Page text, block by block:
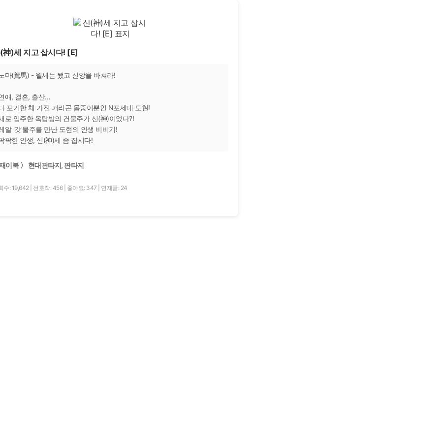
神)세 지고 삽시다! [E]
마(駑馬) - 월세는 됐고 신앙을 바쳐라!
애, 결혼, 출산…
포기한 채 가진 거라곤 몸뚱이뿐인 N포세대 도현!
로 입주한 옥탑방의 건물주가 신(神)이었다?!
알 '갓'물주를 만난 도현의 인생 비비기!
팍한 인생, 신(神)세 좀 집시다!
이북 〉 현대판타지, 판타지
수: 19,642 선호작: 456 좋아요: 347 연재글: 24